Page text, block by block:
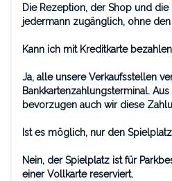
Die Rezeption, der Shop und die
jedermann zugänglich, ohne
Kann ich mit Kreditkarte
Ja, alle unsere Verkaufsstellen
Bankkartenzahlungsterminal.
bevorzugen auch wir diese
Ist es möglich, nur den
Nein, der Spielplatz ist für
einer Vollkarte reserviert.